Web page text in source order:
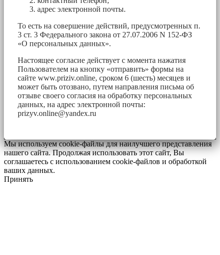
адрес электронной почты.
То есть на совершение действий, предусмотренных п.
3 ст. 3 Федерального закона от 27.07.2006 N 152-ФЗ
«О персональных данных».
Настоящее согласие действует с момента нажатия
Пользователем на кнопку «отправить» формы на
сайте www.priziv.online, сроком 6 (шесть) месяцев и
может быть отозвано, путем направления письма об
отзыве своего согласия на обработку персональных
данных, на адрес электронной почты:
prizyv.online@yandex.ru
Мы используем cookie-файлы для наилучшего представления
нашего сайта. Продолжая использовать этот сайт, Вы
соглашаетесь с использованием cookie-файлов и обработкой
ваших данных.
Принять